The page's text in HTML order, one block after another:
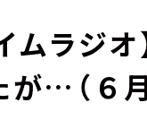
ムラジ
…（６